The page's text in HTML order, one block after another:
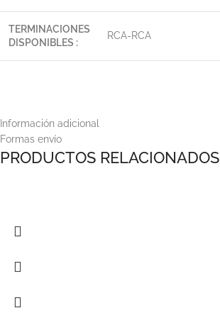
TERMINACIONES
DISPONIBLES :
RCA-RCA
Información adicional
Formas envío
PRODUCTOS RELACIONADOS